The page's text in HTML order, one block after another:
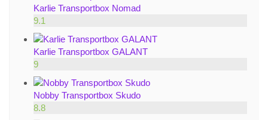
Karlie Transportbox Nomad
9.1
Karlie Transportbox GALANT
9
Nobby Transportbox Skudo
8.8